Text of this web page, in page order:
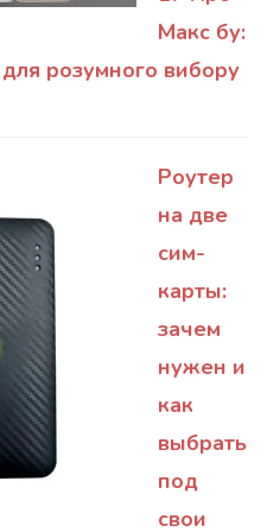
Макс бу:
розумного вибору
Роутер
на две
сим-
карты:
зачем
нужен и
как
выбрать
под
свои